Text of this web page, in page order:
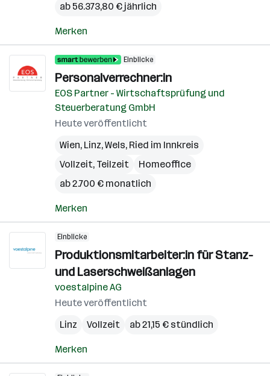
ab 56.373,80 € jährlich
Merken
Einblicke
Personalverrechner:in
EOS Partner - Wirtschaftsprüfung und
Steuerberatung GmbH
Heute veröffentlicht
Wien, Linz,Wels, Ried im Innkreis
Vollzeit, Teilzeit
Homeoffice
ab 2.700 € monatlich
Merken
Einblicke
Produktionsmitarbeiter:in für Stanz-
und Laserschweißanlagen
voestalpine AG
Heute veröffentlicht
Linz
Vollzeit ab 21,15 € stündlich
Merken